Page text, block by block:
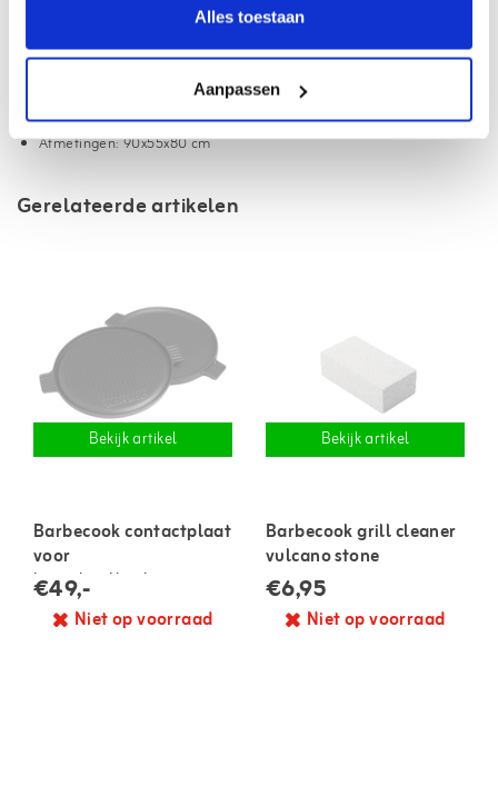
Alles toestaan
Aanpassen
Kleur: Zwart
Uitvoering: rechthoekig
Afmetingen: 90x55x80 cm
Gerelateerde artikelen
Bekijk artikel
Barbecook contactplaat
voor
houtskoolbarbecue
€49,-
Niet op voorraad
Bekijk artikel
Barbecook grill cleaner
vulcano stone
€6,95
Niet op voorraad